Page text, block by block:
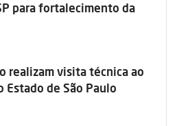
para fortalecimento da
realizam visita técnica ao
Estado de São Paulo